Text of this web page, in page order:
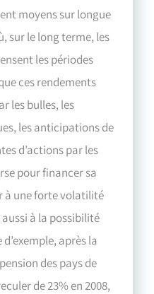
moyens sur longue
sur le long terme, les
les périodes
ces rendements
les bulles, les
les anticipations de
d’actions par les
pour financer sa
à une forte volatilité
à la possibilité
après la
des pays de
de 23% en 2008,